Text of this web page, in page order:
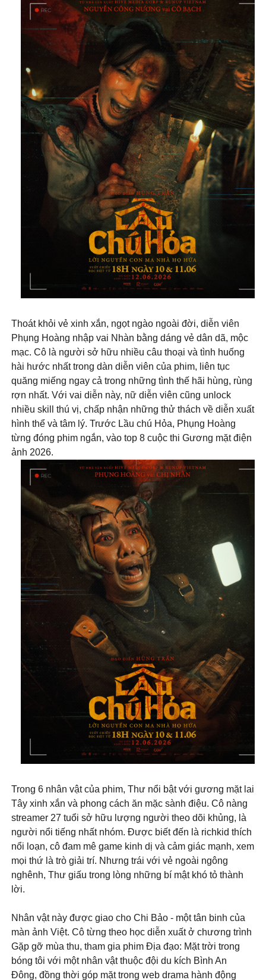
Thoát khỏi vẻ xinh xắn, ngọt ngào ngoài đời, diễn viên
Phụng Hoàng nhập vai Nhàn bằng dáng vẻ dân dã, mộc
mạc. Cô là người sở hữu nhiều câu thoại và tình huống
hài hước nhất trong dàn diễn viên của phim, liên tục
quăng miếng ngay cả trong những tình thế hãi hùng, rùng
rợn nhất. Với vai diễn này, nữ diễn viên cũng unlock
nhiều skill thú vị, chấp nhận những thử thách về diễn xuất
hình thể và tâm lý. Trước Lầu chú Hỏa, Phụng Hoàng
từng đóng phim ngắn, vào top 8 cuộc thi Gương mặt điện
ảnh 2026.
Trong 6 nhân vật của phim, Thư nổi bật với gương mặt lai
Tây xinh xắn và phong cách ăn mặc sành điệu. Cô nàng
streamer 27 tuổi sở hữu lượng người theo dõi khủng, là
người nổi tiếng nhất nhóm. Được biết đến là richkid thích
nổi loạn, cô đam mê game kinh dị và cảm giác mạnh, xem
mọi thứ là trò giải trí. Nhưng trái với vẻ ngoài ngông
nghênh, Thư giấu trong lòng những bí mật khó tỏ thành
lời.
Nhân vật này được giao cho Chi Bảo - một tân binh của
màn ảnh Việt. Cô từng theo học diễn xuất ở chương trình
Gặp gỡ mùa thu, tham gia phim Địa đạo: Mặt trời trong
bóng tôi với một nhân vật thuộc đội du kích Bình An
Đông, đồng thời góp mặt trong web drama hành động